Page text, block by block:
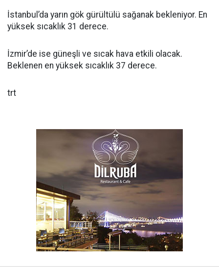
İstanbul’da yarın gök gürültülü sağanak bekleniyor. En
yüksek sıcaklık 31 derece.
İzmir’de ise güneşli ve sıcak hava etkili olacak.
Beklenen en yüksek sıcaklık 37 derece.
trt